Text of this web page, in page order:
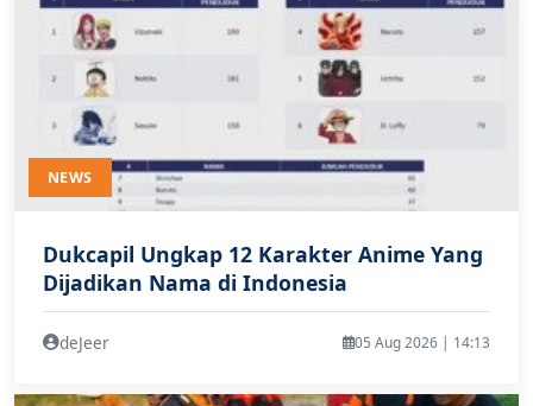
NEWS
Dukcapil Ungkap 12 Karakter Anime Yang
Dijadikan Nama di Indonesia
deJeer 05 Aug 2026 | 14:13